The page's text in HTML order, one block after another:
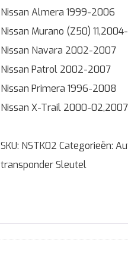
Nissan Almera 1999-2006
Nissan Murano (Z50)
Nissan Navara 2002-2007
Nissan Patrol 2002-2007
Nissan Primera 1996-2008
Nissan X-Trail 2000-02,2007
SKU: NSTK02 Categorieën:
transponder Sleutel